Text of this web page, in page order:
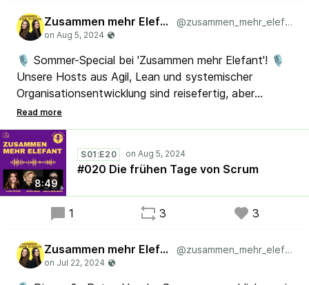
#SystemischeOrganisationsentwicklung
Zusammen mehr Elefant @zusammen_mehr_elefant
🎙️ Sommer-Special bei 'Zusammen mehr Elefant'! 🎙️
Unsere Hosts aus Agil, Lean und systemischer
Organisationsentwicklung sind reisefertig, aber
versorgen euch trotzdem mit spannendem Wissen.
Freut euch auf ein exklusives Interview und die
Enthüllung unseres geheimen Gastes! Jeden zweiten
Dienstag auf der Podcastplattform deiner Wahl
#Podcast #SommerSpecial #Agil #Lean
#SystemischeOrganisationsentwicklung
8:49
S01:E20
#020 Die frühen Tage von Scrum
1 3 3
Zusammen mehr Elefant @zusammen_mehr_elefant